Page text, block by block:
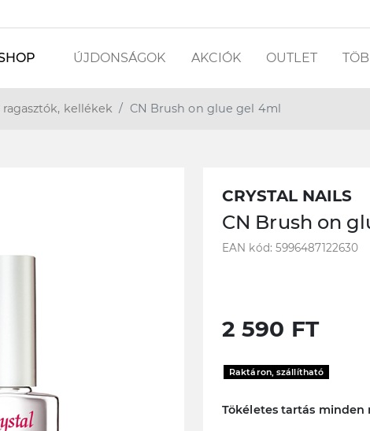
ÚJDONSÁGOK AKCIÓK OUTLET
kellékek CN Brush on glue gel 4ml
CRYSTAL NAILS
CN Brush on
EAN kód: 5996487122630
2 590 FT
Raktáron, szállítható
Tökéletes tartás minden